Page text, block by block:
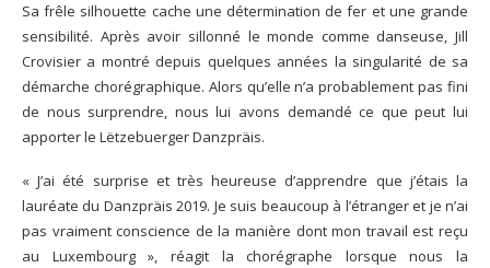
Sa frêle silhouette cache une détermination de fer et une grande
sensibilité. Après avoir sillonné le monde comme danseuse, Jill
Crovisier a montré depuis quelques années la singularité de sa
démarche chorégraphique. Alors qu’elle n’a probablement pas fini
de nous surprendre, nous lui avons demandé ce que peut lui
apporter le Lëtzebuerger Danzpräis.
« J’ai été surprise et très heureuse d’apprendre que j’étais la
lauréate du Danzpräis 2019. Je suis beaucoup à l’étranger et je n’ai
pas vraiment conscience de la manière dont mon travail est reçu
au Luxembourg », réagit la chorégraphe lorsque nous la